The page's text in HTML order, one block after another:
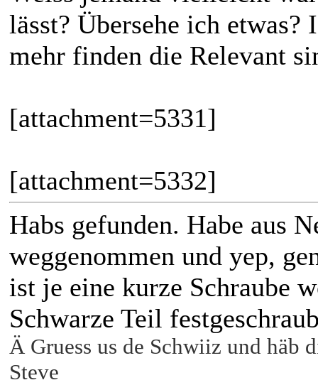
lässt? Übersehe ich etwas?
mehr finden die Relevant
[attachment=5331]
[attachment=5332]
Habs gefunden. Habe aus
weggenommen und yep,
ist je eine kurze Schraube
Schwarze Teil
Ä Gruess us de Schwiiz und häb
Steve